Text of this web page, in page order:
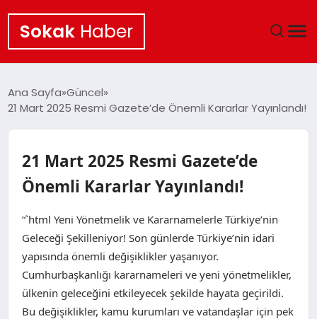
Sokak Haber
POLITIKA
GÜNCEL
KÜLTÜR SANAT
SAĞLIK
TEKNOLOJI
Ana Sayfa Güncel
21 Mart 2025 Resmi Gazete’de Önemli Kararlar Yayınlandı!
21 Mart 2025 Resmi Gazete’de
Önemli Kararlar Yayınlandı!
“`html Yeni Yönetmelik ve Kararnamelerle Türkiye’nin
Geleceği Şekilleniyor! Son günlerde Türkiye’nin idari
yapısında önemli değişiklikler yaşanıyor.
Cumhurbaşkanlığı kararnameleri ve yeni yönetmelikler,
ülkenin geleceğini etkileyecek şekilde hayata geçirildi.
Bu değişiklikler, kamu kurumları ve vatandaşlar için pek